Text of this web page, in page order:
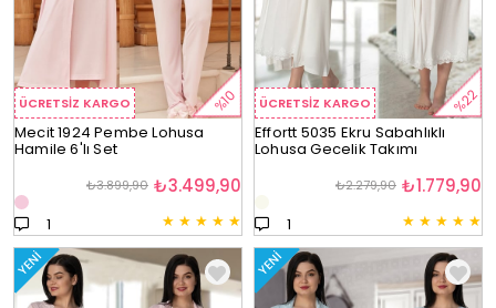
ÜCRETSIZ KARGO %10
Mecit 1924 Pembe Lohusa
Hamile 6'lı Set
★ ★ ★ ★ ★
1
₺3.499,90
₺3.899,90
ÜCRETSIZ KARGO %22
Effortt 5035 Ekru Sabahlıklı
Lohusa Gecelik Takımı
★ ★ ★ ★ ★
1
₺1.779,90
₺2.279,90
YENI YENI